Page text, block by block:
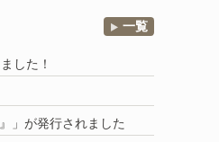
一覧
した！
」 が発行されました